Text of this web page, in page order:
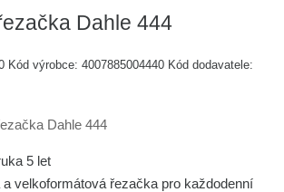
Dahle 444
Kód výrobce:4007885004440 Kód dodavatele:
5 let
velkoformátová řezačka pro každodenní